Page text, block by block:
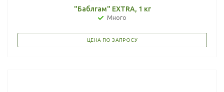
"Баблгам" EXTRA, 1 кг
Много
ЦЕНА ПО ЗАПРОСУ